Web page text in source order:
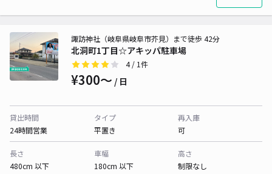
北洞町1丁目‪‪☆アキッパ駐車場
諏訪神社（岐阜県岐阜市芥見）まで徒歩 42分
4/ 1件
¥300〜 / 日
貸出時間
24時間営業
タイプ
平置き
再入庫
可
長さ
480cm 以下
車幅
180cm 以下
高さ
制限なし